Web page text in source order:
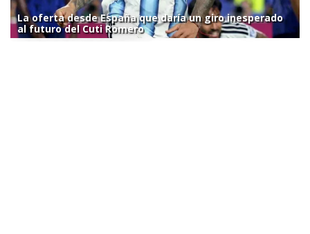
La oferta desde España que daría un giro inesperado
al futuro del Cuti Romero